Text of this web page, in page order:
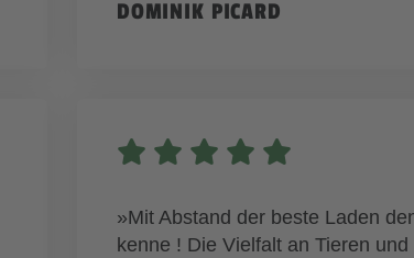
DOMINIK PICARD
»Mit Abstand der beste Laden
kenne ! Die Vielfalt an Tieren und